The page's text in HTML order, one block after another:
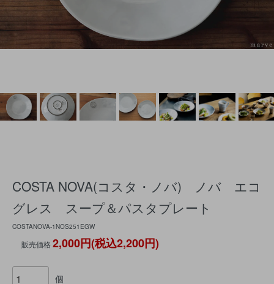
COSTA NOVA(コスタ・ノバ) ノバ エコ
グレス スープ＆パスタプレート
COSTANOVA-1NOS251EGW
販売価格 2,000円(税込2,200円)
個